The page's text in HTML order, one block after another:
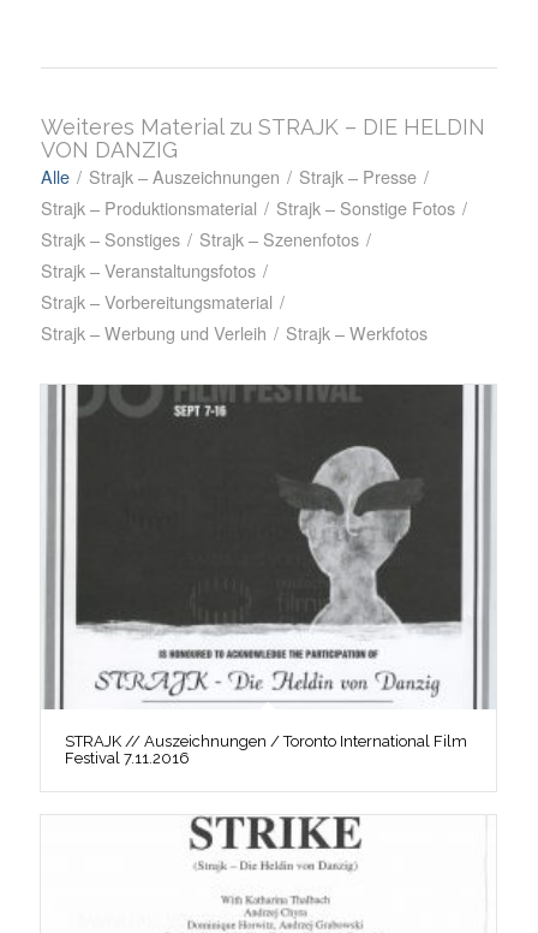
Weiteres Material zu STRAJK – DIE HELDIN
VON DANZIG
Alle / Strajk – Auszeichnungen / Strajk – Presse /
Strajk – Produktionsmaterial / Strajk – Sonstige Fotos /
Strajk – Sonstiges / Strajk – Szenenfotos /
Strajk – Veranstaltungsfotos /
Strajk – Vorbereitungsmaterial /
Strajk – Werbung und Verleih / Strajk – Werkfotos
STRAJK // Auszeichnungen / Toronto International Film
Festival 7.11.2016